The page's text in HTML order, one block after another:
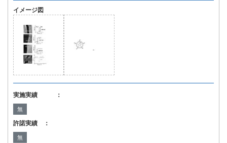
イメージ図
実施実績 ：
無
許諾実績 ：
無